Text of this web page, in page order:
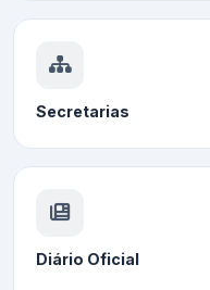
Secretarias
Diário Oficial